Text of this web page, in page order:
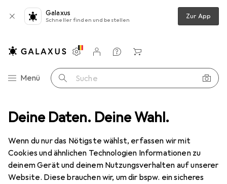
Deine Daten. Deine Wahl.
Wenn du nur das Nötigste wählst, erfassen wir mit
Cookies und ähnlichen Technologien Informationen zu
deinem Gerät und deinem Nutzungsverhalten auf unserer
Website. Diese brauchen wir, um dir bspw. ein sicheres
Galaxus
Schneller finden und bestellen Zur App
Navigation nach Kategorien
Menü Suche
Einstellungen
Kundenkonto
Vergleichslisten
Merklisten
Warenkorb
Werkzeug + Werkstatt Elektrowerkzeug Schweissen + Löten
Schweissen + Löten
EntdeckenForum